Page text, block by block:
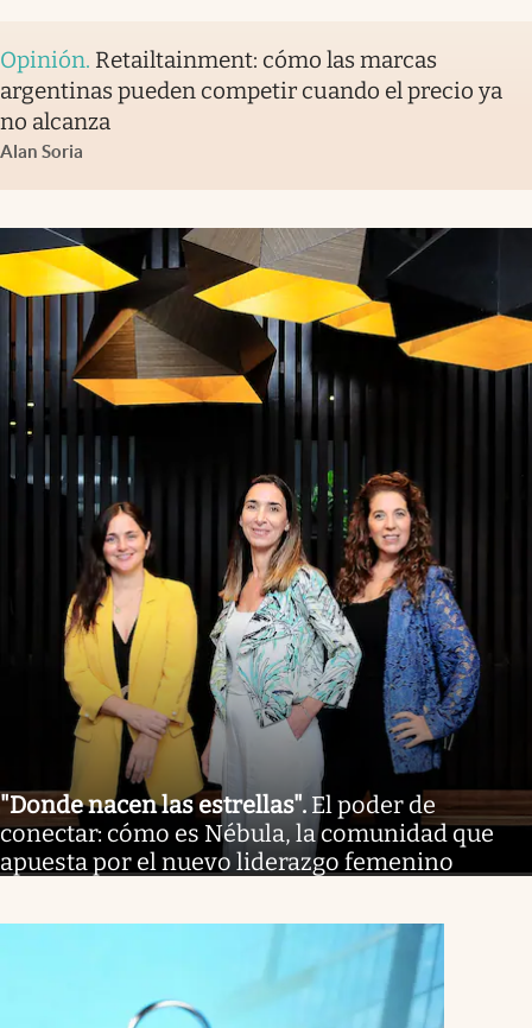
Opinión. Retailtainment: cómo las marcas
argentinas pueden competir cuando el precio ya
no alcanza
Alan Soria
"Donde nacen las estrellas". El poder de
conectar: cómo es Nébula, la comunidad que
apuesta por el nuevo liderazgo femenino